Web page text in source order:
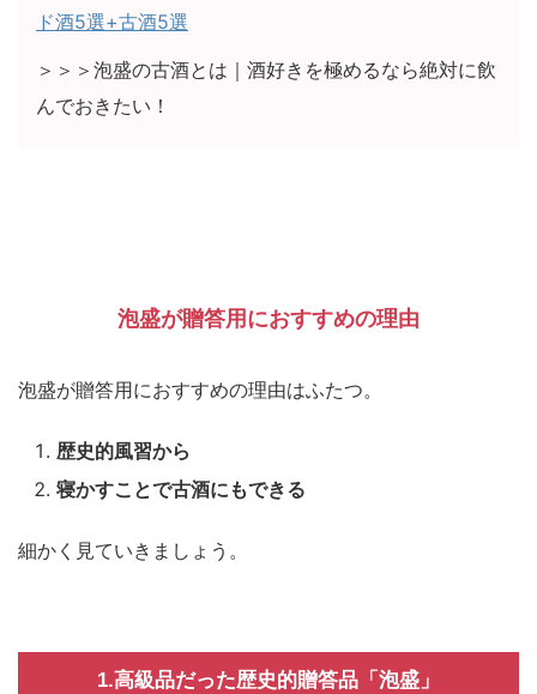
ド酒5選+古酒5選
＞＞＞泡盛の古酒とは｜酒好きを極めるなら絶対に飲
んでおきたい！
泡盛が贈答用におすすめの理由
泡盛が贈答用におすすめの理由はふたつ。
歴史的風習から
寝かすことで古酒にもできる
細かく見ていきましょう。
1.高級品だった歴史的贈答品「泡盛」